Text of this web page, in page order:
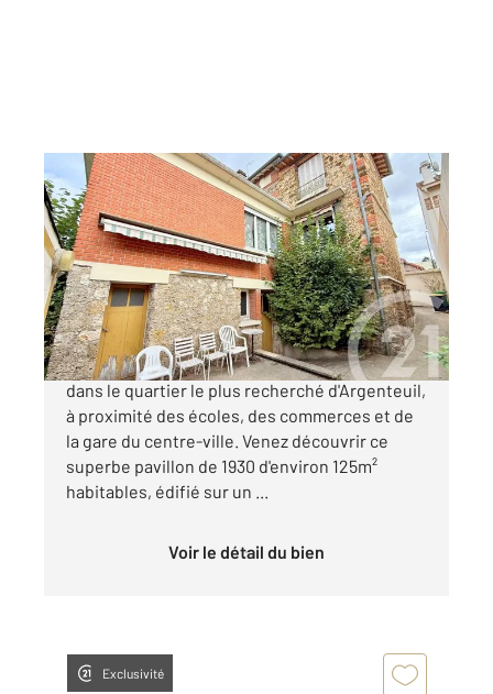
ARGENTEUIL 95
125 m2, 6 pièces
Ref : 25542
Maison à vendre
399 000 €
Idéal pour stockage ou commerçant! Situé
dans le quartier le plus recherché d'Argenteuil,
à proximité des écoles, des commerces et de
la gare du centre-ville. Venez découvrir ce
superbe pavillon de 1930 d'environ 125m²
habitables, édifié sur un ...
Voir le détail du bien
Exclusivité